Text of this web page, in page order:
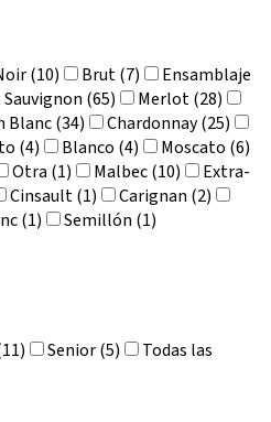
(10) Brut (7)
Ensamblaje
(65)
Merlot (28)
Blanc (34)
Chardonnay (25)
(4) Blanco (4)
Moscato (6)
Otra (1) Malbec (10)
Extra-
Cinsault (1)
Carignan (2)
(1) Semillón (1)
Senior (5)
Todas las